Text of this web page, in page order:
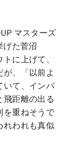
マスターズ
げた菅沼
に上げて、
、「以前よ
いて、インパ
飛距離の出る
を重ねそうで
れわれも真似